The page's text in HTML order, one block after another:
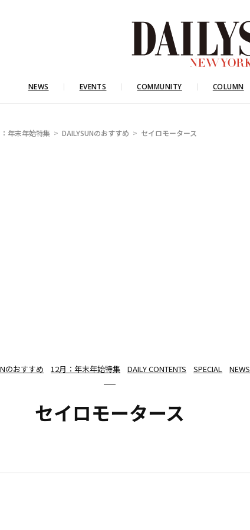
NEWS EVENTS COMMUNITY COLUMN
年末年始特集 DAILYSUNのおすすめ セイロモータース
のおすすめ 12月：年末年始特集 DAILY CONTENTS SPECIAL NEWS
セイロモータース